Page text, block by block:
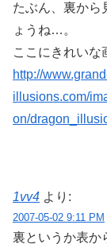
たぶん、裏から
ょうね…。
ここにきれいな
http://
illusions.com/
on/
1vv4 より:
2007-05-02 9:11 PM
裏というか表か